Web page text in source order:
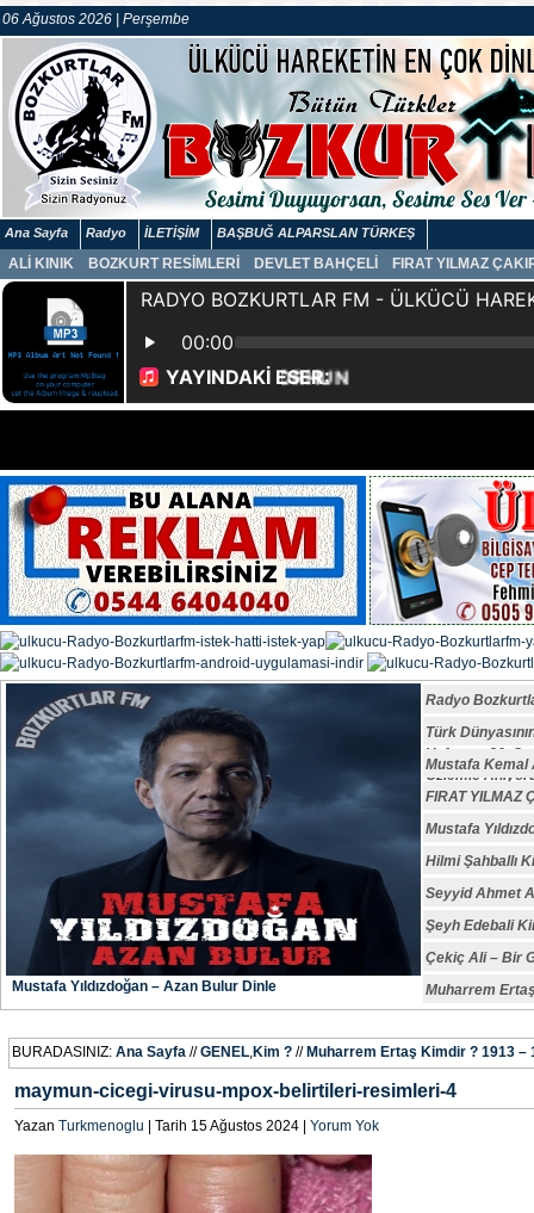
06 Ağustos 2026 | Perşembe
Ana Sayfa Radyo İLETİŞİM BAŞBUĞ ALPARSLAN TÜRKEŞ
ALİ KINIK BOZKURT RESİMLERİ DEVLET BAHÇELİ FIRAT YILMAZ
Mustafa Yıldızdoğan – Azan Bulur Dinle
Radyo
Türk
Vefatının 29.
Özlemle
Mustafa Kemal
FIRAT YILMAZ
Mustafa
Hilmi Şahballı
Seyyid Ahmet
Şeyh Edebali
Çekiç Ali – Bir
Muharrem
BURADASINIZ: Ana Sayfa //GENEL,Kim ? // Muharrem Ertaş Kimdir ? 1913 –
maymun-cicegi-virusu-mpox-belirtileri-resimleri-4
Yazan Turkmenoglu | Tarih 15 Ağustos 2024 | Yorum Yok